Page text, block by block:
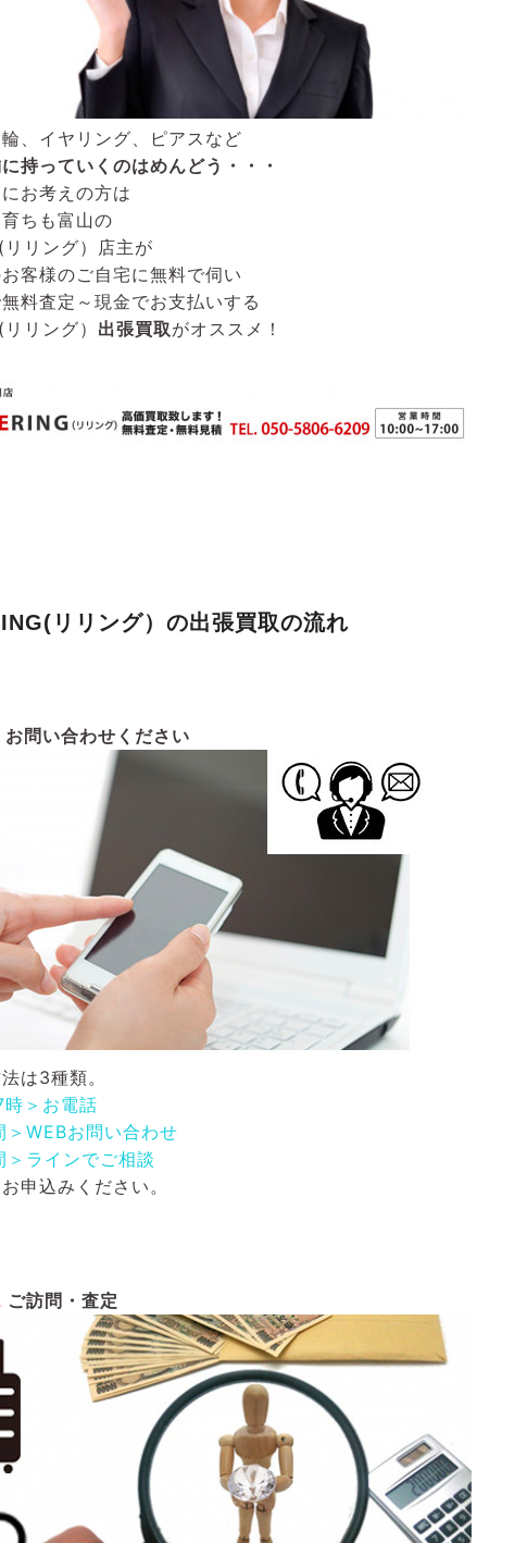
、イヤリング、ピアスなど
持っていくのはめんどう・・・
お考えの方は
ちも富山の
リング） 店主が
客様のご自宅に無料で伺い
料査定～現金でお支払いする
リング） 出張買取がオススメ！
リリング）の出張買取の流れ
お問い合わせください
は3種類。
時＞お電話
WEBお問い合わせ
ラインでご相談
申込みください。
ご訪問・査定